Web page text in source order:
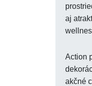
aj
Action
akčné